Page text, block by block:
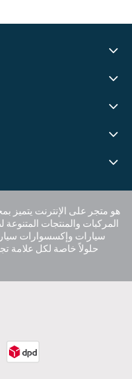
المركبات والمنتجات
سيارات وإكسسوارات